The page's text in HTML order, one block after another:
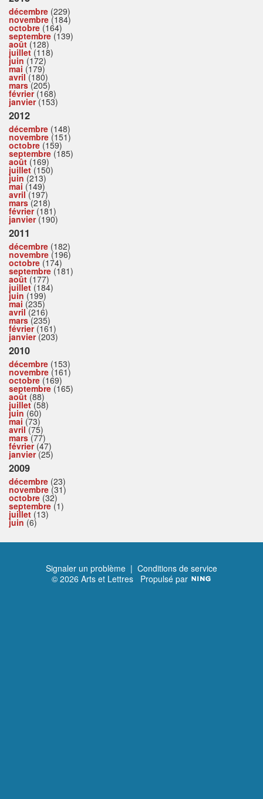
décembre (229)
novembre (184)
octobre (164)
septembre (139)
août (128)
juillet(118)
juin (172)
mai (179)
avril(180)
mars(205)
février(168)
janvier(153)
2012
décembre (148)
novembre (151)
octobre (159)
septembre (185)
août (169)
juillet(150)
juin (213)
mai (149)
avril(197)
mars(218)
février(181)
janvier(190)
2011
décembre (182)
novembre (196)
octobre (174)
septembre (181)
août (177)
juillet(184)
juin (199)
mai (235)
avril(216)
mars(235)
février(161)
janvier(203)
2010
décembre (153)
novembre (161)
octobre (169)
septembre (165)
août (88)
juillet(58)
juin (60)
mai (73)
avril(75)
mars(77)
février(47)
janvier(25)
2009
décembre (23)
novembre (31)
octobre (32)
septembre (1)
juillet (13)
juin (6)
Signaler un problème | Conditions de service
© 2026 Arts et Lettres Propulsé par